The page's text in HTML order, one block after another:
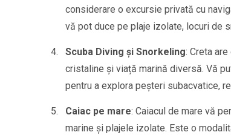
considerare o excursie privată cu
vă pot duce pe plaje izolate, locuri de
Scuba Diving și Snorkeling: Creta
cristaline și viață marină diversă. Vă
pentru a explora peșteri subacvatice,
Caiac pe mare: Caiacul de mare vă
marine și plajele izolate. Este o